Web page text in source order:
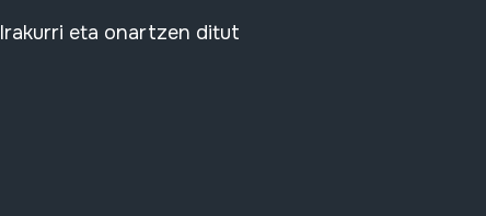
Irakurri eta onartzen ditut